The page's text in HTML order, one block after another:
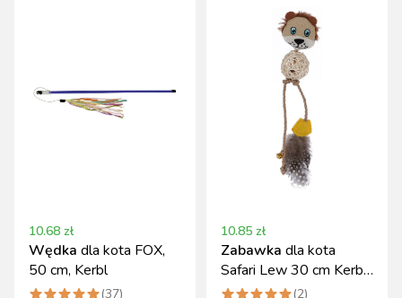
10.68 zł
Wędka dla kota FOX,
50 cm, Kerbl
(37)
10.85 zł
Zabawka dla kota
Safari Lew 30 cm Kerbl
miękka i interaktywna
(2)